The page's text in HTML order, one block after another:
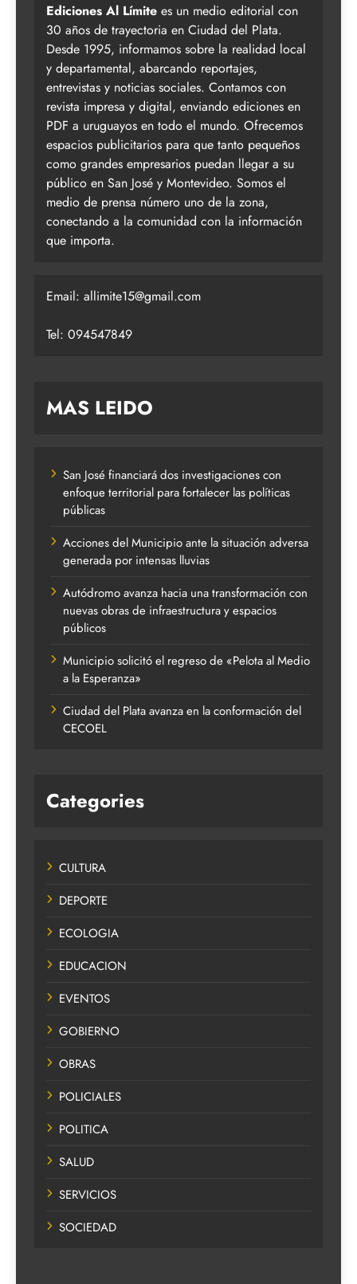
Ediciones Al Límite es un medio editorial con
30 años de trayectoria en Ciudad del Plata.
Desde 1995, informamos sobre la realidad local
y departamental, abarcando reportajes,
entrevistas y noticias sociales. Contamos con
revista impresa y digital, enviando ediciones en
PDF a uruguayos en todo el mundo. Ofrecemos
espacios publicitarios para que tanto pequeños
como grandes empresarios puedan llegar a su
público en San José y Montevideo. Somos el
medio de prensa número uno de la zona,
conectando a la comunidad con la información
que importa.
Email: allimite15@gmail.com
Tel: 094547849
MAS LEIDO
San José financiará dos investigaciones con
enfoque territorial para fortalecer las políticas
públicas
Acciones del Municipio ante la situación adversa
generada por intensas lluvias
Autódromo avanza hacia una transformación con
nuevas obras de infraestructura y espacios
públicos
Municipio solicitó el regreso de «Pelota al Medio
a la Esperanza»
Ciudad del Plata avanza en la conformación del
CECOEL
Categories
CULTURA
DEPORTE
ECOLOGIA
EDUCACION
EVENTOS
GOBIERNO
OBRAS
POLICIALES
POLITICA
SALUD
SERVICIOS
SOCIEDAD